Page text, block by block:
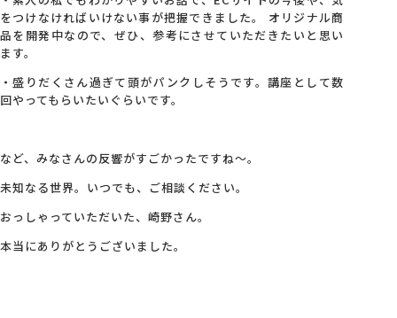
をつけなければいけない事が把握できました。 オリジナル商
品を開発中なので、ぜひ、参考にさせていただきたいと思い
ます。
・盛りだくさん過ぎて頭がパンクしそうです。講座として数
回やってもらいたいぐらいです。
など、みなさんの反響がすごかったですね～。
未知なる世界。いつでも、ご相談ください。
おっしゃっていただいた、崎野さん。
本当にありがとうございました。